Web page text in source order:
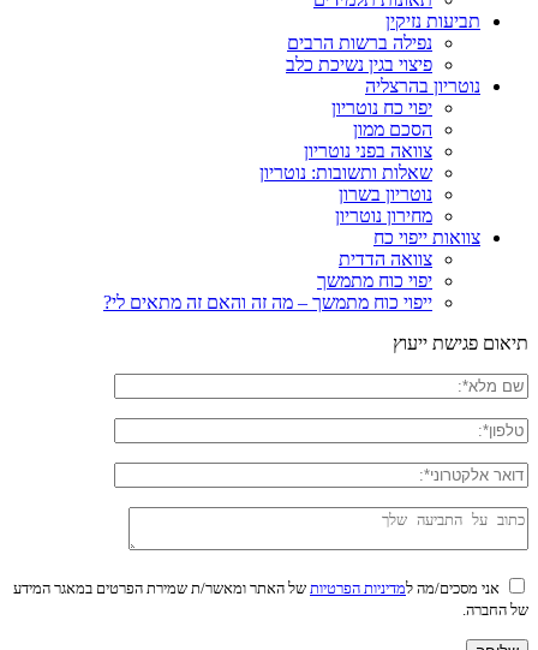
תביעות נזיקין
נפילה ברשות הרבים
פיצוי בגין נשיכת כלב
נוטריון בהרצליה
יפוי כח נוטריון
הסכם ממון
צוואה בפני נוטריון
שאלות ותשובות: נוטריון
נוטריון בשרון
מחירון נוטריון
צוואות ייפוי כח
צוואה הדדית
יפוי כוח מתמשך
ייפוי כוח מתמשך – מה זה והאם זה מתאים לי?
תיאום פגישת ייעוץ
אני מסכים/מה למדיניות הפרטיות של האתר ומאשר/ת שמירת הפרטים במאגר המידע
של החברה.